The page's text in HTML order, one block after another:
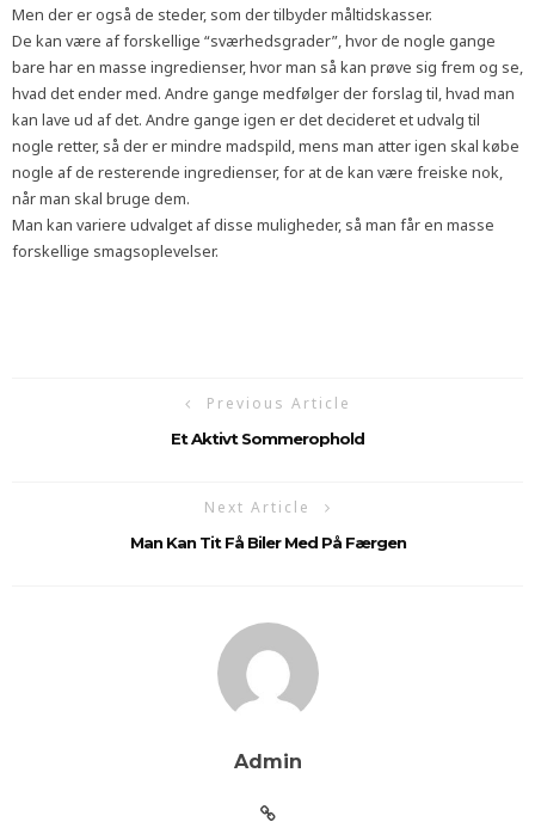
Men der er også de steder, som der tilbyder måltidskasser.
De kan være af forskellige “sværhedsgrader”, hvor de nogle gange
bare har en masse ingredienser, hvor man så kan prøve sig frem og se,
hvad det ender med. Andre gange medfølger der forslag til, hvad man
kan lave ud af det. Andre gange igen er det decideret et udvalg til
nogle retter, så der er mindre madspild, mens man atter igen skal købe
nogle af de resterende ingredienser, for at de kan være freiske nok,
når man skal bruge dem.
Man kan variere udvalget af disse muligheder, så man får en masse
forskellige smagsoplevelser.
Previous Article
Et Aktivt Sommerophold
Next Article
Man Kan Tit Få Biler Med På Færgen
Admin